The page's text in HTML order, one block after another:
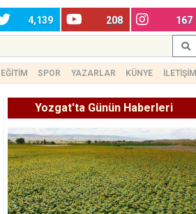
4,139 208 167
EĞİTİM SPOR YAZARLAR KÜNYE İLETİŞİM
Yozgat'ta Günün Haberleri